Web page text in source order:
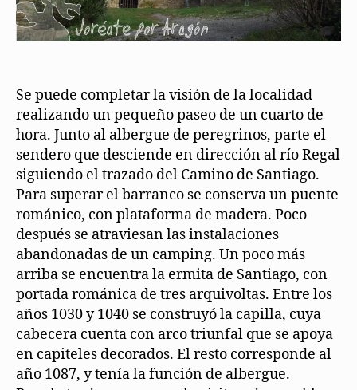
Se puede completar la visión de la localidad
realizando un pequeño paseo de un cuarto de
hora. Junto al albergue de peregrinos, parte el
sendero que desciende en dirección al río Regal
siguiendo el trazado del Camino de Santiago.
Para superar el barranco se conserva un puente
románico, con plataforma de madera. Poco
después se atraviesan las instalaciones
abandonadas de un camping. Un poco más
arriba se encuentra la ermita de Santiago, con
portada románica de tres arquivoltas. Entre los
años 1030 y 1040 se construyó la capilla, cuya
cabecera cuenta con arco triunfal que se apoya
en capiteles decorados. El resto corresponde al
año 1087, y tenía la función de albergue.